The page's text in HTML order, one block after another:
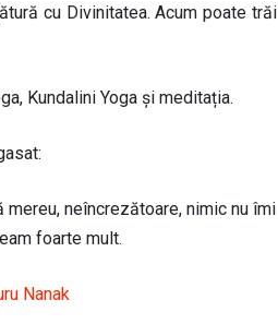
cu Divinitatea. Acum poate trăi
Kundalini Yoga și meditația.
neîncrezătoare, nimic nu îmi
foarte mult.
Nanak